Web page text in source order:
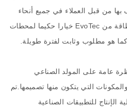
بها من قبل العملاء في جميع أنحاء
من EvoTec خيارا حكيما لمحطات
هو مطلوب وثابت لفترة طويلة
عامة على المولد الصناعي
والمكونات التي يتكون منها تصميمها تم
الإنتاج للتطبيقات الصناعية